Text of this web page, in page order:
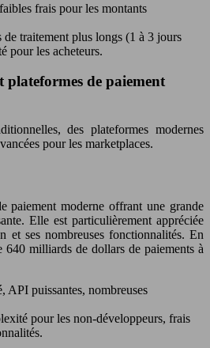
frais pour les montants
de traitement plus longs (1 à 3 jours
pour les acheteurs.
plateformes de paiement
des plateformes modernes
pour les marketplaces.
paiement moderne offrant une grande
Elle est particulièrement appréciée
et ses nombreuses fonctionnalités. En
640 milliards de dollars de paiements à
API puissantes, nombreuses
pour les non-développeurs, frais